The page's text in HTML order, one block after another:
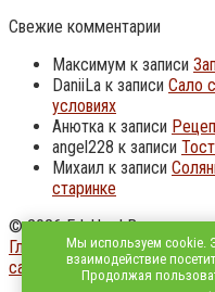
Свежие комментарии
Максимум к записи
DaniiLa к записи Сало
условиях
Анютка к записи
angel228 к записи
Михаил к записи
старинке
© 2026 EdaUm | Вкусно и
Главная страница|О нас -
сайта
Мы используем cookie.
взаимодействие
Продолжая